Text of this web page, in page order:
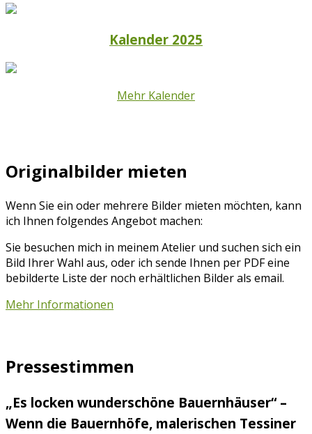
Kalender 2025
Mehr Kalender
Originalbilder mieten
Wenn Sie ein oder mehrere Bilder mieten möchten, kann
ich Ihnen folgendes Angebot machen:
Sie besuchen mich in meinem Atelier und suchen sich ein
Bild Ihrer Wahl aus, oder ich sende Ihnen per PDF eine
bebilderte Liste der noch erhältlichen Bilder als email.
Mehr Informationen
Pressestimmen
„Es locken wunderschöne Bauernhäuser“ –
Wenn die Bauernhöfe, malerischen Tessiner